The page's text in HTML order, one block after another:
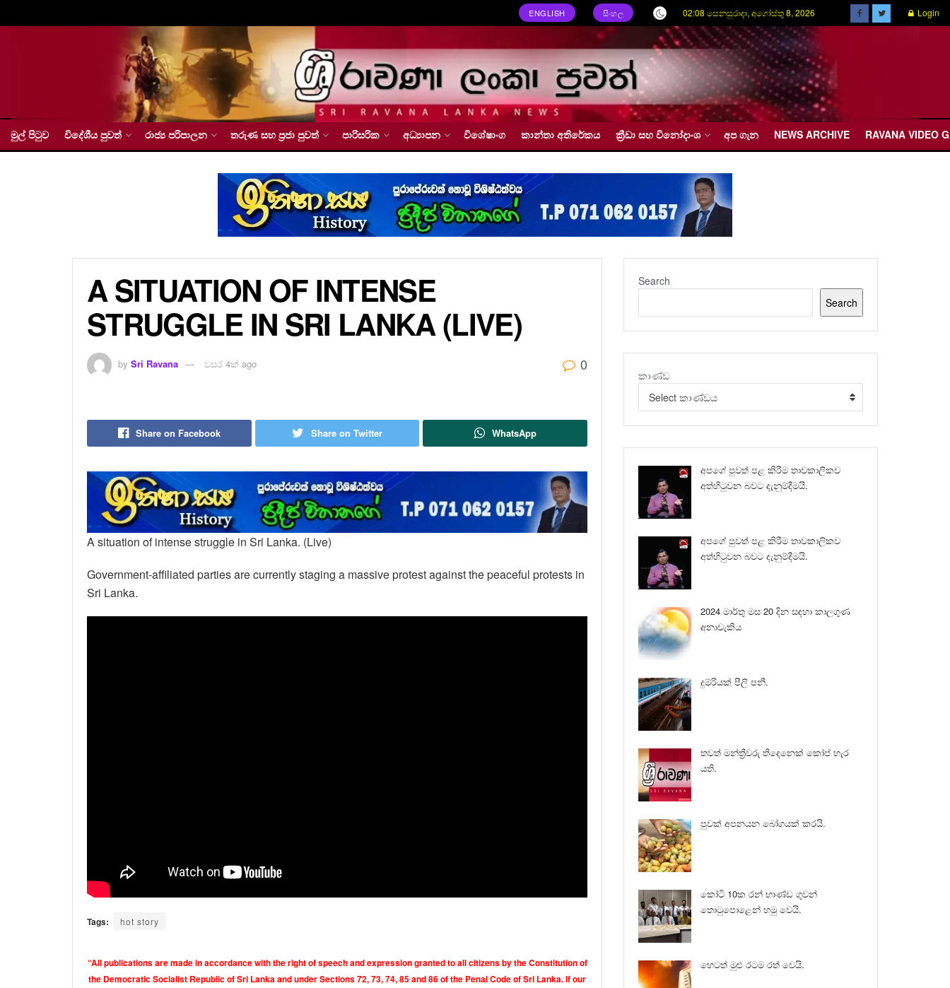
ENGLISH සිංහල 02:08 සෙනසුරාදා, අගෝස්තු 8, 2026 Login
මුල් පිටුව විදේශීය පුවත් රාජ්‍ය පරිපාලන තරුණ සහ ප්‍රජා පුවත් පාරිසරික අධ්‍යාපන විශේෂාංග කාන්තා අතිරේකය ක්‍රීඩා සහ විනෝදාංශ අප ගැන NEWS ARCHIVE RAVANA VIDEO
A SITUATION OF INTENSE
STRUGGLE IN SRI LANKA (LIVE)
by Sri Ravana වසර 4ක් ago 0
Share on Facebook Share on Twitter WhatsApp
A situation of intense struggle in Sri Lanka. (Live)
Government-affiliated parties are currently staging a massive protest against the peaceful protests in
Sri Lanka.
Tags: hot story
“All publications are made in accordance with the right of speech and expression granted to all citizens by the Constitution of
the Democratic Socialist Republic of Sri Lanka and under Sections 72, 73, 74, 85 and 86 of the Penal Code of Sri Lanka. If our
Search
Search
කාණ්ඩ
Select කාණ්ඩය
අපගේ පුවත් පළ කිරීම තාවකාලිකව
අත්හිටුවන බවට දැනුම්දීමයි.
අපගේ පුවත් පළ කිරීම තාවකාලිකව
අත්හිටුවන බවට දැනුම්දීමයි.
2024 මාර්තු මස 20 දින සඳහා කාලගුණ
අනාවැකිය
දුම්රියක් පීලි පනී.
තවත් මන්ත්‍රීවරු තිදෙනෙක් කෝප් හැර
යති.
පුවක් අපනයන බෝගයක් කරයි.
කෝටි 10ක රන් භාණ්ඩ ගුවන්
තොටුපොළෙන් හමු වෙයි.
හෙටත් මුළු රටම රත් වෙයි.